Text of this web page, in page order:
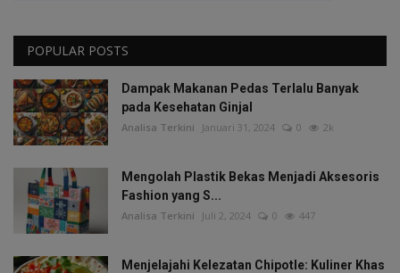
POPULAR POSTS
Dampak Makanan Pedas Terlalu Banyak
pada Kesehatan Ginjal
Analisa Terkini Januari 31, 2024 0 2k
Mengolah Plastik Bekas Menjadi Aksesoris
Fashion yang S...
Analisa Terkini Juli 2, 2024 0 447
Menjelajahi Kelezatan Chipotle: Kuliner Khas